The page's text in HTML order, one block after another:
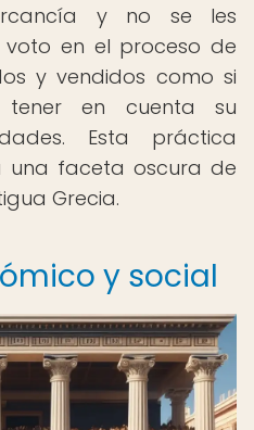
y no se les
en el proceso de
y vendidos como si
tener en cuenta su
Esta práctica
una faceta oscura de
Grecia.
y social